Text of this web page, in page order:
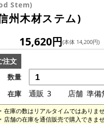
Stem)
州木材ステム)
15,620円(本体 14,200円)
注文
数量
在庫
通販 3 店舗 準備
在庫の数はリアルタイムではありませ
店舗の在庫を通信販売で購入できませ